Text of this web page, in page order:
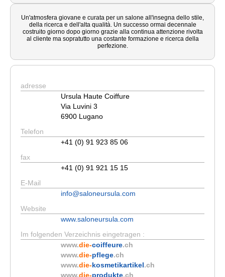
Un'atmosfera giovane e curata per un salone all'insegna dello stile,
della ricerca e dell'alta qualità. Un successo ormai decennale
costruito giorno dopo giorno grazie alla continua attenzione rivolta
al cliente ma sopratutto una costante formazione e ricerca della
perfezione.
adresse
Ursula Haute Coiffure
Via Luvini 3
6900 Lugano
Telefon
+41 (0) 91 923 85 06
fax
+41 (0) 91 921 15 15
E-Mail
info@saloneursula.com
Website
www.saloneursula.com
Im folgenden Verzeichnis eingetragen :
www.die-coiffeure.ch
www.die-pflege.ch
www.die-kosmetikartikel.ch
www.die-produkte.ch